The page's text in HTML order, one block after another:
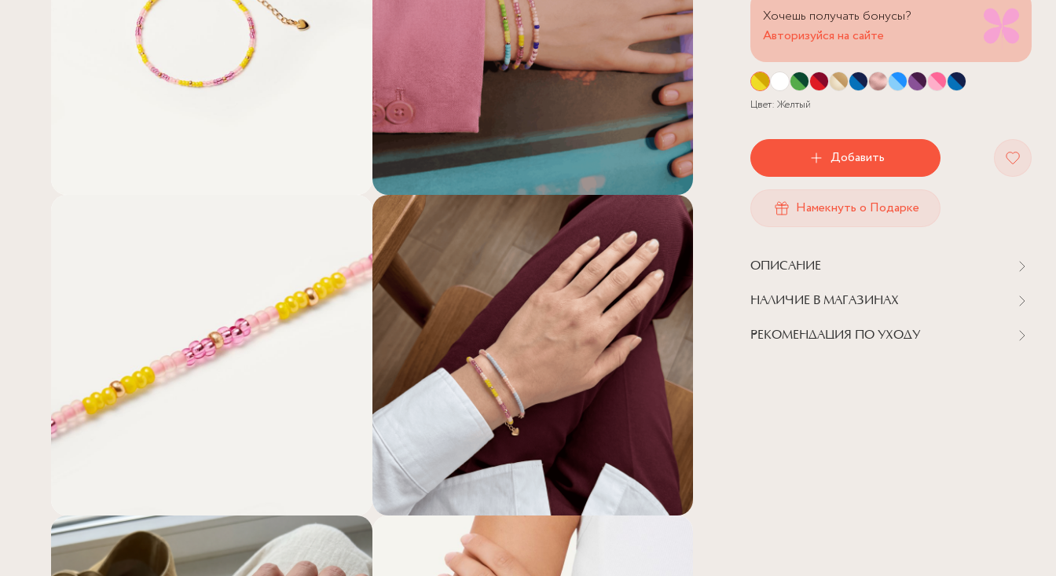
Хочешь получать бонусы?
Авторизуйся на сайте
Цвет: Желтый
Добавить
Намекнуть о Подарке
ОПИСАНИЕ
НАЛИЧИЕ В МАГАЗИНАХ
РЕКОМЕНДАЦИЯ ПО УХОДУ